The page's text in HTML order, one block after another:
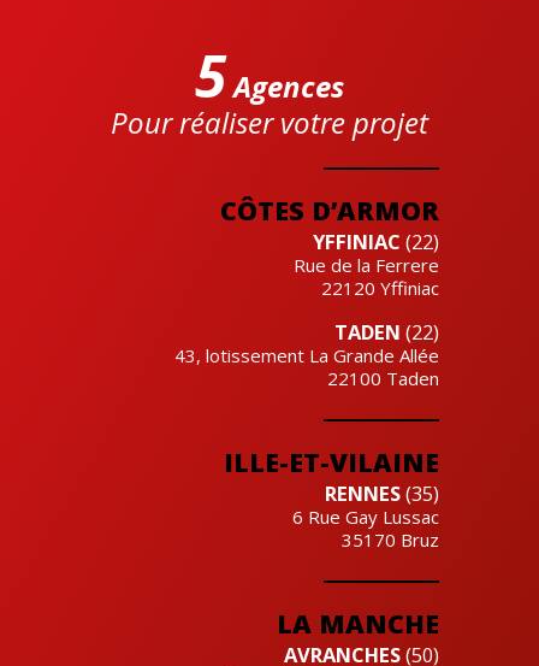
CÔTES D’ARMOR
YFFINIAC (22)
Rue de la Ferrere
22120 Yffiniac
TADEN (22)
43, lotissement La Grande Allée
22100 Taden
ILLE-ET-VILAINE
RENNES(35)
6 Rue Gay Lussac
35170 Bruz
LA MANCHE
AVRANCHES(50)
5Agences
Pour réaliser votre projet